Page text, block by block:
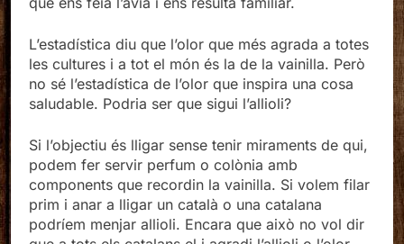
L’estadística diu que l’olor que més agrada a totes
les cultures i a tot el món és la de la vainilla. Però
no sé l’estadística de l’olor que inspira una cosa
saludable. Podria ser que sigui l’allioli?
Si l’objectiu és lligar sense tenir miraments de qui,
podem fer servir perfum o colònia amb
components que recordin la vainilla. Si volem filar
prim i anar a lligar un català o una catalana
podríem menjar allioli. Encara que això no vol dir